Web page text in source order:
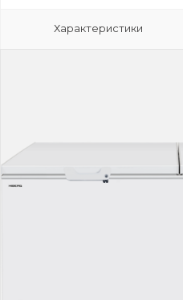
Характеристики